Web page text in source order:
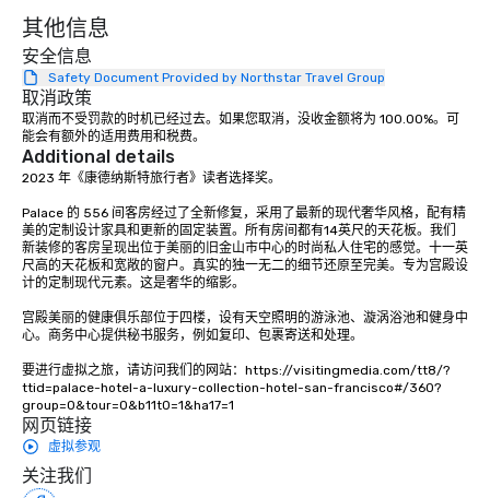
其他信息
安全信息
Safety Document Provided by Northstar Travel Group
取消政策
取消而不受罚款的时机已经过去。如果您取消，没收金额将为 100.00%。可
能会有额外的适用费用和税费。
Additional details
2023 年《康德纳斯特旅行者》读者选择奖。
Palace 的 556 间客房经过了全新修复，采用了最新的现代奢华风格，配有精
美的定制设计家具和更新的固定装置。所有房间都有14英尺的天花板。我们
新装修的客房呈现出位于美丽的旧金山市中心的时尚私人住宅的感觉。十一英
尺高的天花板和宽敞的窗户。真实的独一无二的细节还原至完美。专为宫殿设
计的定制现代元素。这是奢华的缩影。
宫殿美丽的健康俱乐部位于四楼，设有天空照明的游泳池、漩涡浴池和健身中
心。商务中心提供秘书服务，例如复印、包裹寄送和处理。
要进行虚拟之旅，请访问我们的网站：https://visitingmedia.com/tt8/?
ttid=palace-hotel-a-luxury-collection-hotel-san-francisco#/360?
group=0&tour=0&b11t0=1&ha17=1
网页链接
虚拟参观
关注我们